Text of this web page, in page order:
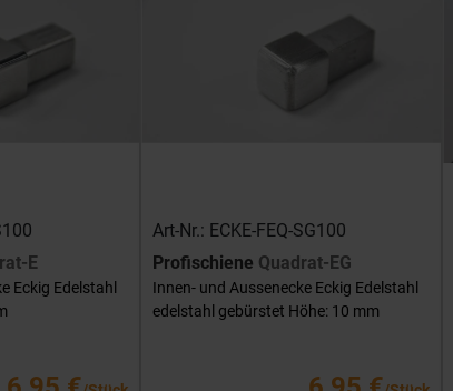
E
Eckig Edelstahl
Art-Nr.: ECKE-FEQ-SG100
Profischiene Quadrat-EG
Innen- und Aussenecke Eckig Edelstahl
edelstahl gebürstet Höhe: 10 mm